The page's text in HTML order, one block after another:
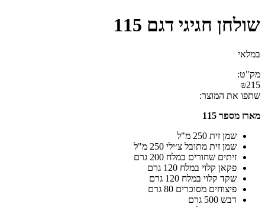
חגיגי דגם 115
המוצר:
115
זית 250 מ"ל
זית מתובל צ׳ילי 250 מ"ל
שחורים במלח 200 גרם
קלוי במלח 120 גרם
קלוי במלח 120 גרם
מסוכרים 80 גרם